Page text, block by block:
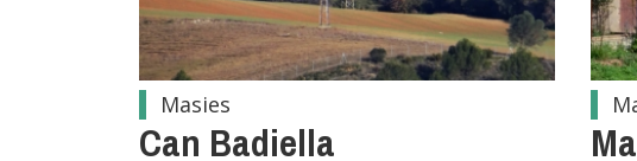
Masies
Can Badiella